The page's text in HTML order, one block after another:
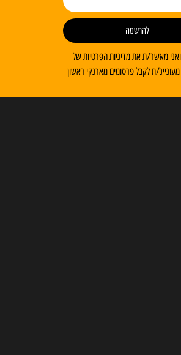
מאשר/ת את מדיניות הפרטיות של
ת לקבל פרסומים מארנקי ראשון
להרשמה